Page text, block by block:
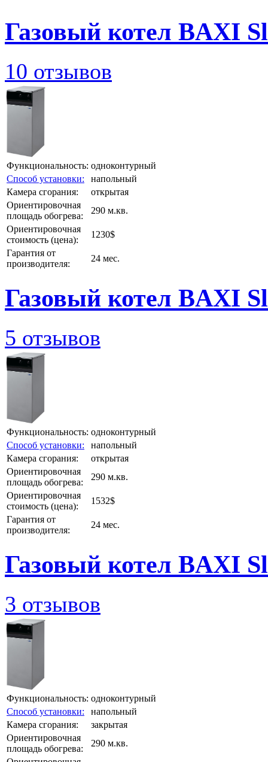
Газовый котел BAXI
10 отзывов
Функциональность: одноконтурный
Способ установки:
напольный
Камера сгорания:
открытая
Ориентировочная
площадь обогрева:
290 м.кв.
Ориентировочная
стоимость (цена):
1230$
Гарантия от
производителя:
24 мес.
Газовый котел BAXI
5 отзывов
Функциональность: одноконтурный
Способ установки:
напольный
Камера сгорания:
открытая
Ориентировочная
площадь обогрева:
290 м.кв.
Ориентировочная
стоимость (цена):
1532$
Гарантия от
производителя:
24 мес.
Газовый котел BAXI
3 отзывов
Функциональность: одноконтурный
Способ установки:
напольный
Камера сгорания:
закрытая
Ориентировочная
площадь обогрева:
290 м.кв.